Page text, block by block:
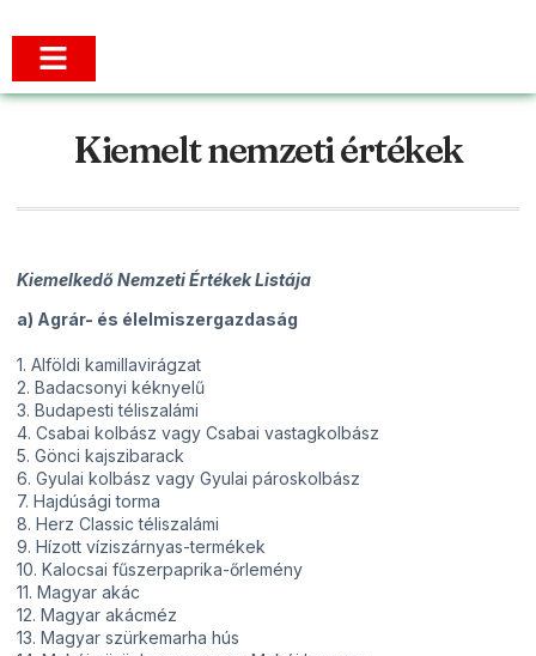
Kiemelt nemzeti értékek
Kiemelkedő Nemzeti Értékek Listája
a) Agrár- és élelmiszergazdaság
1. Alföldi kamillavirágzat
2. Badacsonyi kéknyelű
3. Budapesti téliszalámi
4. Csabai kolbász vagy Csabai vastagkolbász
5. Gönci kajszibarack
6. Gyulai kolbász vagy Gyulai pároskolbász
7. Hajdúsági torma
8. Herz Classic téliszalámi
9. Hízott víziszárnyas-termékek
10. Kalocsai fűszerpaprika-őrlemény
11. Magyar akác
12. Magyar akácméz
13. Magyar szürkemarha hús